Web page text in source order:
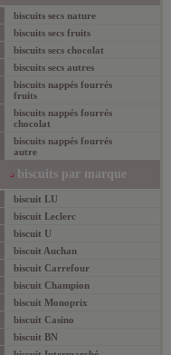
biscuits secs nature
biscuits secs fruits
biscuits secs chocolat
biscuits secs autres
biscuits nappés fourrés
fruits
biscuits nappés fourrés
chocolat
biscuits nappés fourrés
autre
biscuits par marque
biscuit LU
biscuit Leclerc
biscuit U
biscuit Auchan
biscuit Carrefour
biscuit Champion
biscuit Monoprix
biscuit Casino
biscuit BN